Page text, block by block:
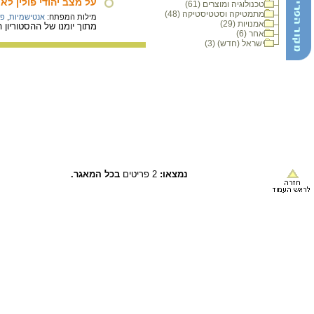
טכנולוגיה ומוצרים (61)
מתמטיקה וסטטיסטיקה (48)
אמנויות (29)
אחר (6)
ישראל (חדש) (3)
מילות המפתח: אנטישמיות
מתוך יומנו של ההסטוריון
נמצאו: בכל המאגר.